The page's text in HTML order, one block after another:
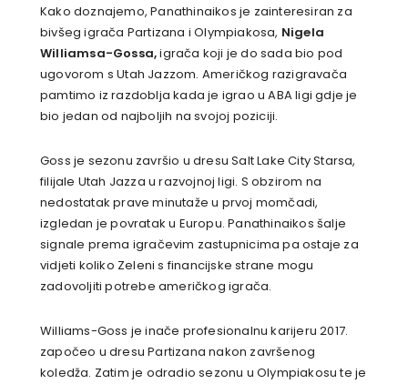
Kako doznajemo, Panathinaikos je zainteresiran za
bivšeg igrača Partizana i Olympiakosa, Nigela
Williamsa-Gossa,igrača koji je do sada bio pod
ugovorom s Utah Jazzom. Američkog razigravača
pamtimo iz razdoblja kada je igrao u ABA ligi gdje je
bio jedan od najboljih na svojoj poziciji.
Goss je sezonu završio u dresu Salt Lake City Starsa,
filijale Utah Jazza u razvojnoj ligi. S obzirom na
nedostatak prave minutaže u prvoj momčadi,
izgledan je povratak u Europu. Panathinaikos šalje
signale prema igračevim zastupnicima pa ostaje za
vidjeti koliko Zeleni s financijske strane mogu
zadovoljiti potrebe američkog igrača.
Williams-Goss je inače profesionalnu karijeru 2017.
započeo u dresu Partizana nakon završenog
koledža. Zatim je odradio sezonu u Olympiakosu te je